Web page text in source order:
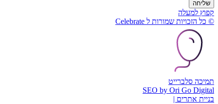
שליחה
קפוץ למעלה
© כל הזכויות שמורות ל Celebrate
תמיכה סלברייט
SEO by Ori Go Digital
בניית אתרים |